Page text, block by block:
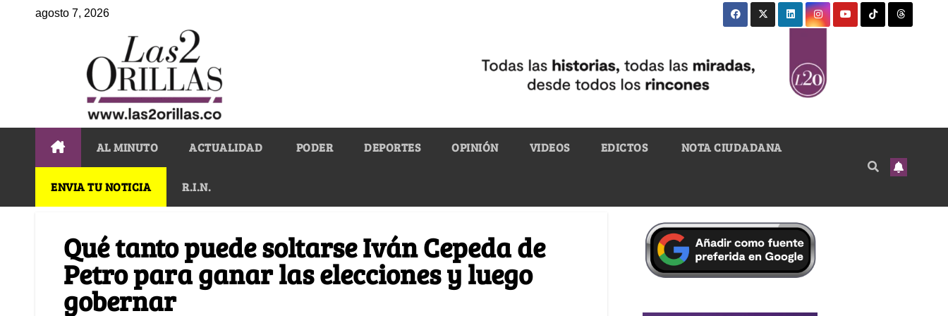
agosto 7, 2026
AL MINUTO ACTUALIDAD PODER DEPORTES OPINIÓN VIDEOS EDICTOS NOTA CIUDADANA
ENVIA TU NOTICIA R.I.N.
Qué tanto puede soltarse Iván Cepeda de
Petro para ganar las elecciones y luego
gobernar